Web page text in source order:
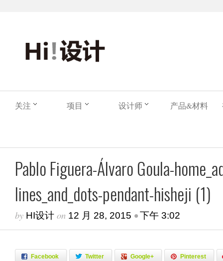
关注 项目 设计师 产品&材料
Pablo Figuera-Álvaro Goula-
lines_and_dots-pendant-hisheji (1)
by HI设计 on 12 月 28, 2015 •下午 3:02
Facebook Twitter Google+ Pinterest